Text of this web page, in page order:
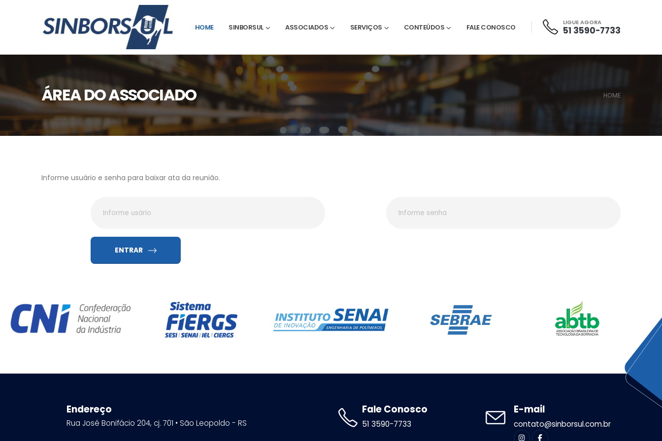
HOME SINBORSUL ASSOCIADOS SERVIÇOS CONTEÚDOS FALE CONOSCO
LIGUE AGORA
51 3590-7733
ÁREA DO ASSOCIADO HOME
Informe usuário e senha para baixar ata da reunião.
ENTRAR
Endereço
Rua José Bonifácio 204, cj. 701 • São Leopoldo - RS
Fale Conosco
51 3590-7733
E-mail
contato@sinborsul.com.br